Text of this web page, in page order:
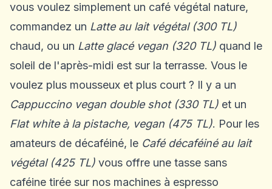
vous voulez simplement un café végétal nature,
commandez un Latte au lait végétal (300 TL)
chaud, ou un Latte glacé vegan (320 TL) quand le
soleil de l'après-midi est sur la terrasse. Vous le
voulez plus mousseux et plus court ? Il y a un
Cappuccino vegan double shot (330 TL) et un
Flat white à la pistache, vegan (475 TL). Pour les
amateurs de décaféiné, le Café décaféiné au lait
végétal (425 TL) vous offre une tasse sans
caféine tirée sur nos machines à espresso